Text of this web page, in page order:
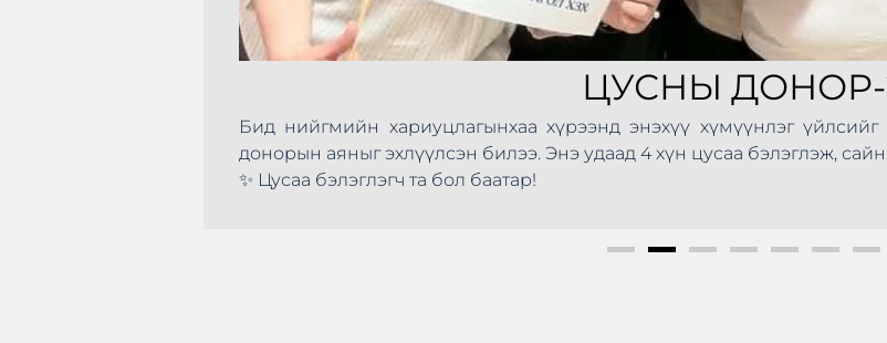
ЦУСНЫ ДОНОР-
Бид нийгмийн хариуцлагынхаа хүрээнд энэхүү хүмүүнлэг
донорын аяныг эхлүүлсэн билээ. Энэ удаад 4 хүн цусаа бэлэглэж,
✨ Цусаа бэлэглэгч та бол баатар!